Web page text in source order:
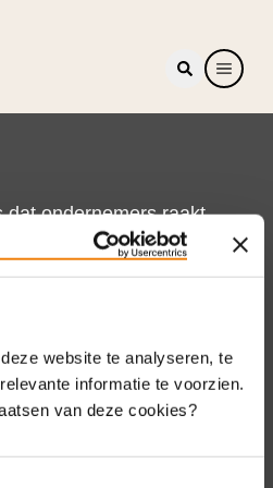
website te analyseren, te
informatie te voorzien.
van deze cookies?
dat ondernemers raakt.
MKB-Nederland